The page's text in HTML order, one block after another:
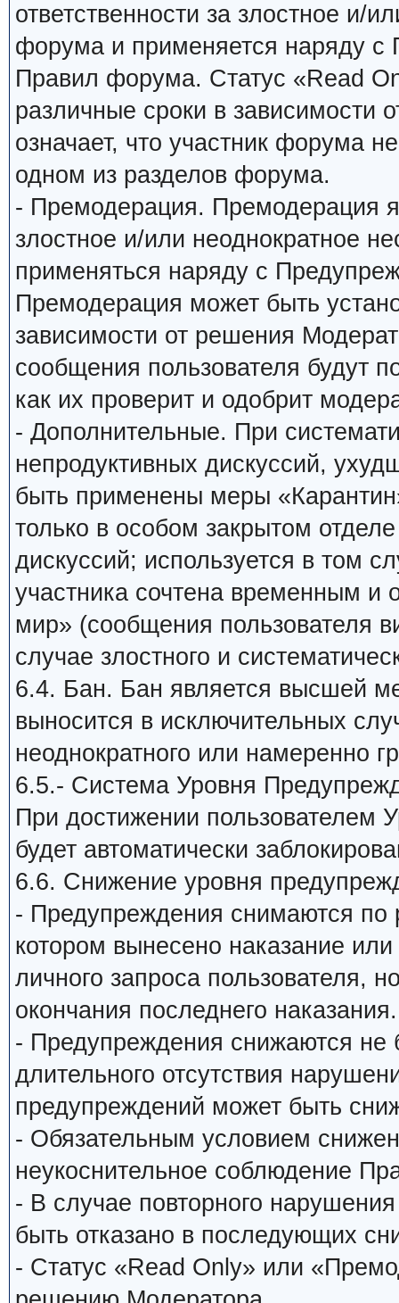
ответственности за злостное и/
форума и применяется наряду
Правил форума. Статус «Read
различные сроки в зависимости
означает, что участник форума
одном из разделов форума.
- Премодерация. Премодерация
злостное и/или неоднократное
применяться наряду с
Премодерация может быть
зависимости от решения
сообщения пользователя будут
как их проверит и одобрит
- Дополнительные. При
непродуктивных дискуссий,
быть применены меры
только в особом закрытом
дискуссий; используется в том
участника сочтена временным
мир» (сообщения пользователя
случае злостного и
6.4. Бан. Бан является высшей
выносится в исключительных
неоднократного или намеренно
6.5.- Система Уровня
При достижении пользователем
будет автоматически
6.6. Снижение уровня
- Предупреждения снимаются
котором вынесено наказание
личного запроса пользователя,
окончания последнего наказания.
- Предупреждения снижаются
длительного отсутствия
предупреждений может быть
- Обязательным условием
неукоснительное соблюдение
- В случае повторного
быть отказано в последующих
- Статус «Read Only» или